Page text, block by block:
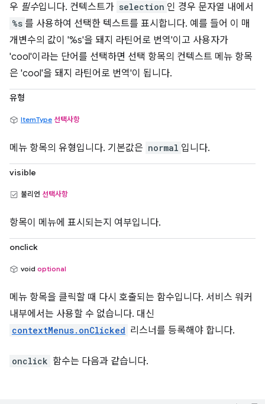
우 필수입니다. 컨텍스트가 selection 인 경우 문자열 내에서
%s 를 사용하여 선택한 텍스트를 표시합니다. 예를 들어 이 매
개변수의 값이 '%s'을 돼지 라틴어로 번역'이고 사용자가
'cool'이라는 단어를 선택하면 선택 항목의 컨텍스트 메뉴 항목
은 'cool'을 돼지 라틴어로 번역'이 됩니다.
유형
ItemType 선택사항
메뉴 항목의 유형입니다. 기본값은 normal 입니다.
visible
불리언 선택사항
항목이 메뉴에 표시되는지 여부입니다.
onclick
void optional
메뉴 항목을 클릭할 때 다시 호출되는 함수입니다. 서비스 워커
내부에서는 사용할 수 없습니다. 대신
contextMenus.onClicked 리스너를 등록해야 합니다.
onclick 함수는 다음과 같습니다.